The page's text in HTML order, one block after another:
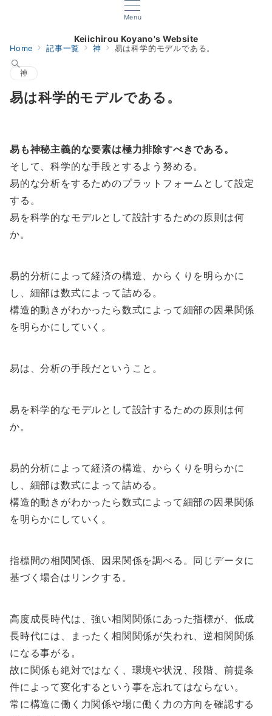
Menu
Keiichirou Koyano's Website
Home 記事一覧 神 易は科学的モデルである。
神
易は科学的モデルである。
易も神秘主義的な要素は極力排除すべきである。
そして、科学的な手段とするよう努める。
易的な分析をするためのプラットフォームとして設定
する。
易を科学的なモデルとして設計するための原則は何
か。
易的分析によって経済の構造、からくりを明らかに
し、細部は数式によって詰める。
構造的動きがわかったら数式によって細部の因果関係
を明らかにしていく。
易は、分析の手段だということ。
易を科学的なモデルとして設計するための原則は何
か。
易的分析によって経済の構造、からくりを明らかに
し、細部は数式によって詰める。
構造的動きがわかったら数式によって細部の因果関係
を明らかにしていく。
指標間の相関関係、因果関係を調べる。同じデータに
基づく場合はリンクする。
高度成長時代は、強い相関関係にあった指標が、低成
長時代には、まったく相関関係が失われ、逆相関関係
になる事がる。
故に関係も絶対ではなく、環境や状況、段階、前提条
件によって変化するという事を忘れてはならない。
常に構造に働く力関係や場に働く力の方向を確認する